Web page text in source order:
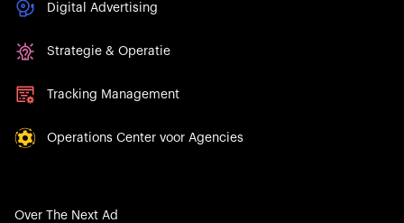
Digital Advertising
Strategie & Operatie
Tracking Management
Operations Center voor Agencies
Over The Next Ad